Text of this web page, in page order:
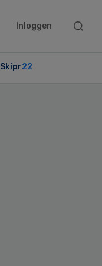
Inloggen
Search
Skipr22